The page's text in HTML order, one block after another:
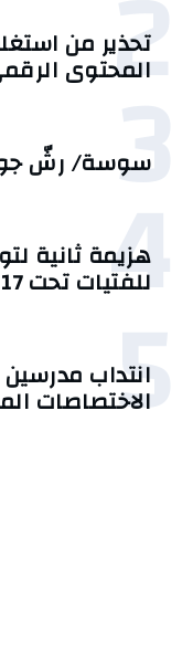
تحذير من
المحتوى
3
سوسة/ رشّ
4
هزيمة ثانية
للفتيات تحت 17 عامًا
5
انتداب
الاختصاصات